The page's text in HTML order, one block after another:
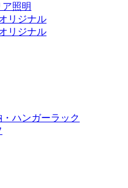
照明
リジナル
リジナル
ハンガーラック